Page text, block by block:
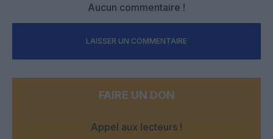
Aucun commentaire !
LAISSER UN COMMENTAIRE
FAIRE UN DON
Appel aux lecteurs !